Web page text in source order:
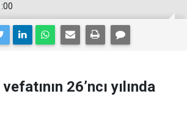
26’ncı yılında